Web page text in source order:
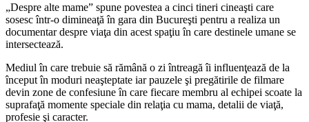
„Despre alte mame” spune povestea a cinci tineri cineaşti care
sosesc într-o dimineaţă în gara din Bucureşti pentru a realiza un
documentar despre viaţa din acest spaţiu în care destinele umane se
intersectează.
Mediul în care trebuie să rămână o zi întreagă îi influenţează de la
început în moduri neaşteptate iar pauzele şi pregătirile de filmare
devin zone de confesiune în care fiecare membru al echipei scoate la
suprafaţă momente speciale din relaţia cu mama, detalii de viaţă,
profesie şi caracter.